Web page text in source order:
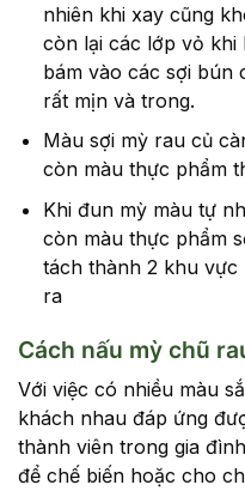
nhiên khi xay cũng
còn lại các lớp vỏ khi
bám vào các sợi bún
rất mịn và trong.
Màu sợi mỳ rau củ
còn màu thực phẩm
Khi đun mỳ màu tự
còn màu thực phẩm
tách thành 2 khu vực
ra
Cách nấu mỳ chũ
Với việc có nhiều màu
khách nhau đáp ứng
thành viên trong gia
để chế biến hoặc cho